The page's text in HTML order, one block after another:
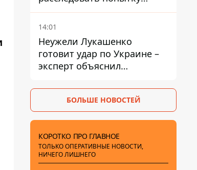
ударить дроном по
украинскому самолету на
14:01
Неужели Лукашенко
готовит удар по Украине –
эксперт объяснил
новой гомельской бригады
БОЛЬШЕ НОВОСТЕЙ
КОРОТКО ПРО ГЛАВНОЕ
ТОЛЬКО ОПЕРАТИВНЫЕ НОВОСТИ,
НИЧЕГО ЛИШНЕГО